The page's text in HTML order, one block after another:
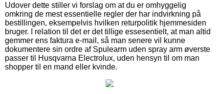
Udover dette stiller vi forslag om at du er omhyggelig
omkring de mest essentielle regler der har indvirkning på
bestillingen, eksempelvis hvilken returpolitik hjemmesiden
bruger. I relation til det er det tillige essesentielt, at man altid
gemmer ens faktura e-mail, så man senere vil kunne
dokumentere sin ordre af Spulearm uden spray arm øverste
passer til Husqvarna Electrolux, uden hensyn til om man
shopper til en mand eller kvinde.